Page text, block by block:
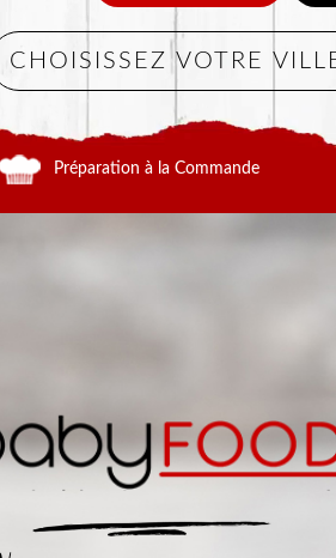
Préparation à la Commande